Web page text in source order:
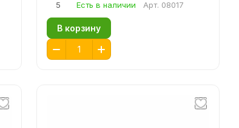
5 Есть в наличии Арт. 08017
В корзину